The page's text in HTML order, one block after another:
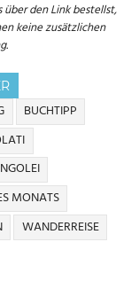
den Link bestellst,
keine zusätzlichen
BUCHTIPP
MONATS
WANDERREISE